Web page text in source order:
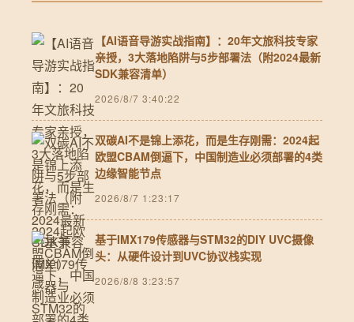
【AI语音导游实战指南】：20年文旅科技专家
亲授，3大落地陷阱与5步部署法（附2024最新
SDK兼容清单）
2026/8/7 3:40:22
双碳AI不是锦上添花，而是生存刚需：2024起
欧盟CBAM倒逼下，中国制造业必须部署的4类
边缘智能节点
2026/8/7 1:23:17
基于IMX179传感器与STM32的DIY UVC摄像
头：从硬件设计到UVC协议栈实现
2026/8/8 3:23:57